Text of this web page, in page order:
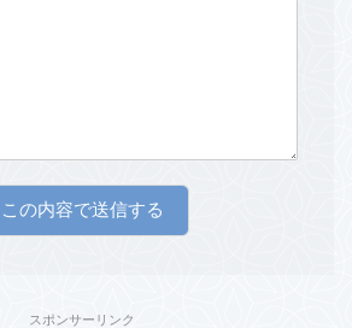
スポンサーリンク